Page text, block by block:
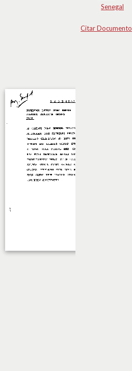
Senegal
Citar Documento